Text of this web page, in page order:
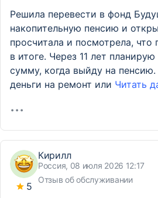
Решила перевести в фонд
накопительную пенсию и
просчитала и посмотрела, что
в итоге. Через 11 лет
сумму, когда выйду на
деньги на ремонт или Читать
5
Кирилл
Россия, 08 июля 2026 12:17
Отзыв об обслуживании